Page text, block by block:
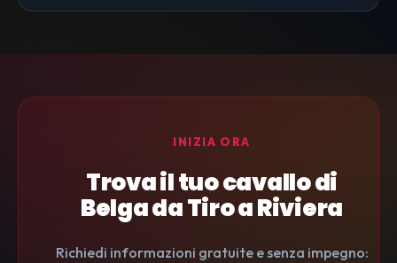
INIZIA ORA
Trova il tuo cavallo di
Belga da Tiro a Riviera
Richiedi informazioni gratuite e senza impegno: